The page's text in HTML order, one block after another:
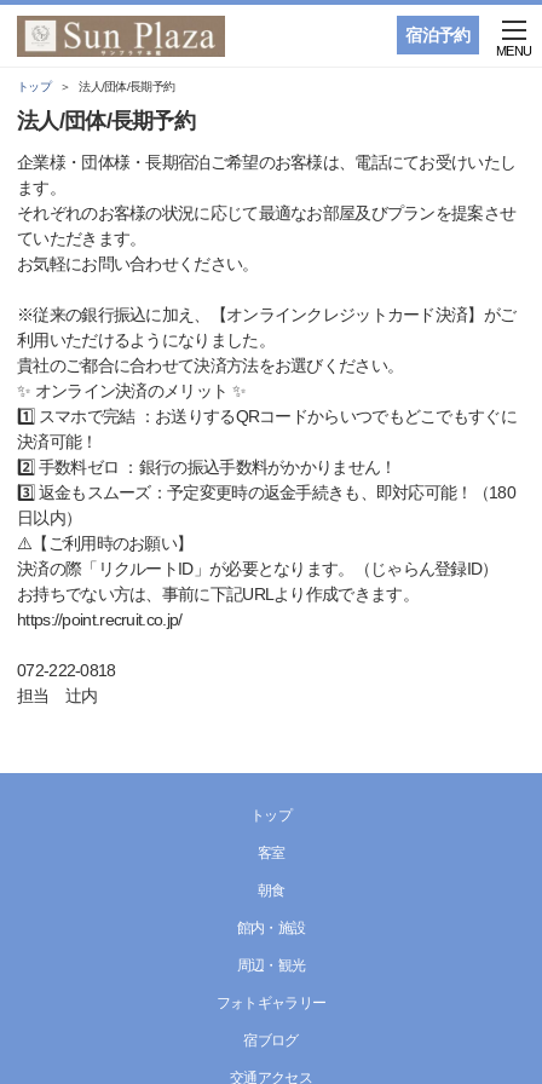
宿泊予約
MENU
トップ 法人/団体/長期予約
法人/団体/長期予約
企業様・団体様・長期宿泊ご希望のお客様は、電話にてお受けいたし
ます。
それぞれのお客様の状況に応じて最適なお部屋及びプランを提案させ
ていただきます。
お気軽にお問い合わせください。
※従来の銀行振込に加え、【オンラインクレジットカード決済】がご
利用いただけるようになりました。
貴社のご都合に合わせて決済方法をお選びください。
✨ オンライン決済のメリット ✨
1️⃣ スマホで完結 ：お送りするQRコードからいつでもどこでもすぐに
決済可能！
2️⃣ 手数料ゼロ ：銀行の振込手数料がかかりません！
3️⃣ 返金もスムーズ：予定変更時の返金手続きも、即対応可能！（180
日以内）
⚠️【ご利用時のお願い】
決済の際「リクルートID」が必要となります。（じゃらん登録ID）
お持ちでない方は、事前に下記URLより作成できます。
https://point.recruit.co.jp/
072-222-0818
担当 辻内
トップ
客室
朝食
館内・施設
周辺・観光
フォトギャラリー
宿ブログ
交通アクセス